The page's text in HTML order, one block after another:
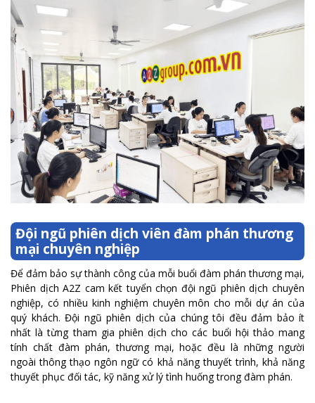
Đội ngũ phiên dịch viên đàm phán thương
mại chuyên nghiệp
Để đảm bảo sự thành công của mỗi buổi đàm phán thương mại,
Phiên dịch A2Z cam kết tuyển chọn đội ngũ phiên dịch chuyên
nghiệp, có nhiều kinh nghiệm chuyên môn cho mỗi dự án của
quý khách. Đội ngũ phiên dịch của chúng tôi đều đảm bảo ít
nhất là từng tham gia phiên dịch cho các buổi hội thảo mang
tính chất đàm phán, thương mại, hoặc đều là những người
ngoài thông thạo ngôn ngữ có khả năng thuyết trình, khả năng
thuyết phục đối tác, kỹ năng xử lý tình huống trong đàm phán.